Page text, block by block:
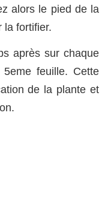
alors le pied de la
la fortifier.
après sur chaque
feuille. Cette
de la plante et